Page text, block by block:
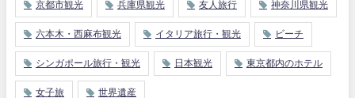
京都市観光 兵庫県観光 友人旅行 神奈川県観光
六本木・西麻布観光 イタリア旅行・観光 ビーチ
シンガポール旅行・観光 日本観光 東京都内のホテル
女子旅 世界遺産